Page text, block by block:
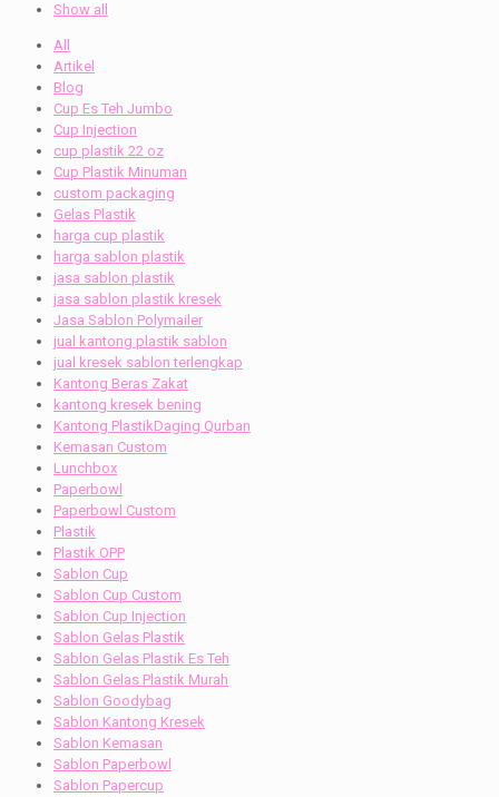
Show all
All
Artikel
Blog
Cup Es Teh Jumbo
Cup Injection
cup plastik 22 oz
Cup Plastik Minuman
custom packaging
Gelas Plastik
harga cup plastik
harga sablon plastik
jasa sablon plastik
jasa sablon plastik kresek
Jasa Sablon Polymailer
jual kantong plastik sablon
jual kresek sablon terlengkap
Kantong Beras Zakat
kantong kresek bening
Kantong PlastikDaging Qurban
Kemasan Custom
Lunchbox
Paperbowl
Paperbowl Custom
Plastik
Plastik OPP
Sablon Cup
Sablon Cup Custom
Sablon Cup Injection
Sablon Gelas Plastik
Sablon Gelas Plastik Es Teh
Sablon Gelas Plastik Murah
Sablon Goodybag
Sablon Kantong Kresek
Sablon Kemasan
Sablon Paperbowl
Sablon Papercup